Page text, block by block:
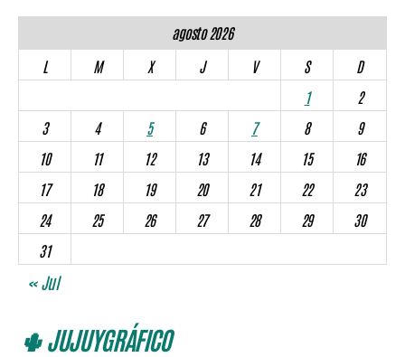
agosto 2026
L
M X J V S
D
1
2
3
4 5 6 7 8
9
10
11 12 13 14 15
16
17
18 19 20 21 22
23
24
25 26 27 28 29
30
31
« Jul
🌵 JUJUYGRÁFICO